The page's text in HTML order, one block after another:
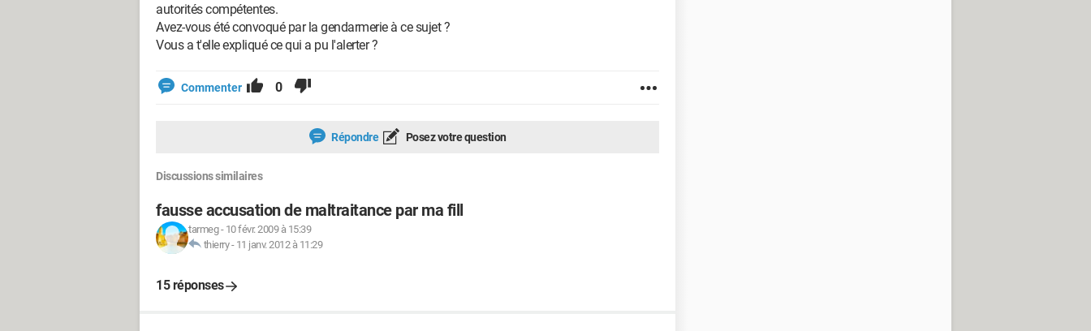
autorités compétentes.
Avez-vous été convoqué par la gendarmerie à ce sujet ?
Vous a t'elle expliqué ce qui a pu l'alerter ?
Commenter 0
Répondre Posez votre question
Discussions similaires
fausse accusation de maltraitance par ma fill
tarmeg- 10 févr. 2009 à 15:39
thierry- 11 janv. 2012 à 11:29
15 réponses